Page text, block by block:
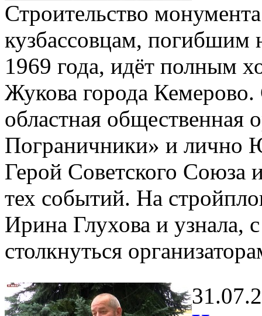
Строительство
кузбассовцам, погибшим
1969 года, идёт полным
Жукова города
областная общественная
Пограничники» и лично
Герой Советского Союза
тех событий. На
Ирина Глухова и узнала,
столкнуться